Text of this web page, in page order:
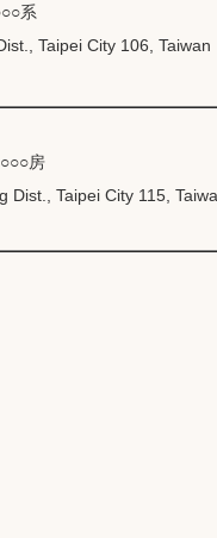
系
Taipei City 106, Taiwan
房
Dist., Taipei City 115,